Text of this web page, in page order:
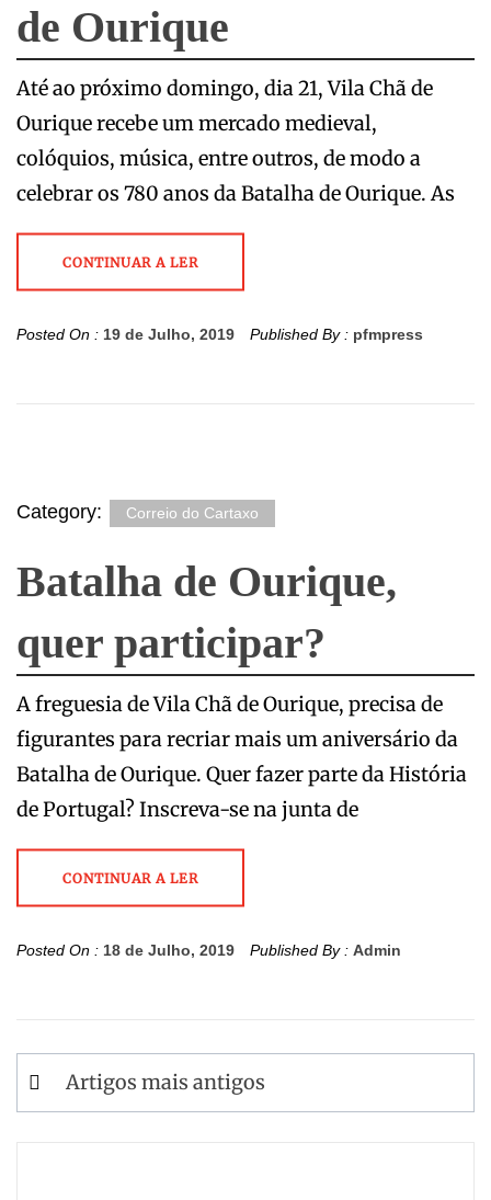
de Ourique
Até ao próximo domingo, dia 21, Vila Chã de
Ourique recebe um mercado medieval,
colóquios, música, entre outros, de modo a
celebrar os 780 anos da Batalha de Ourique. As
CONTINUAR A LER
Posted On : 19 de Julho, 2019 Published By : pfmpress
Category: Correio do Cartaxo
Batalha de Ourique,
quer participar?
A freguesia de Vila Chã de Ourique, precisa de
figurantes para recriar mais um aniversário da
Batalha de Ourique. Quer fazer parte da História
de Portugal? Inscreva-se na junta de
CONTINUAR A LER
Posted On : 18 de Julho, 2019 Published By : Admin
Navegação
de
Artigos mais antigos